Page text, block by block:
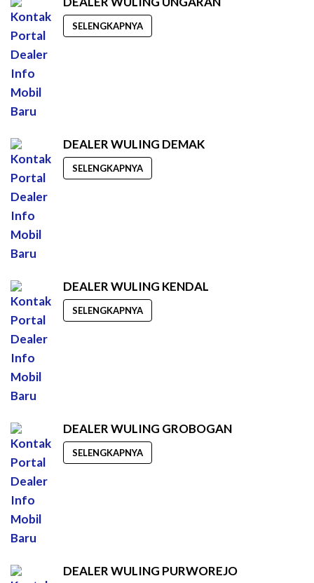
SELENGKAPNYA
DEALER WULING DEMAK
SELENGKAPNYA
DEALER WULING KENDAL
SELENGKAPNYA
DEALER WULING GROBOGAN
SELENGKAPNYA
DEALER WULING PURWOREJO